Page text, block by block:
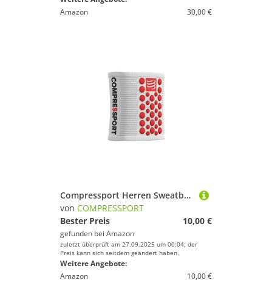
Amazon
30,00 €
Compressport Herren Sweatband Schweissbaender, Weiss/Rot, One Size
von COMPRESSPORT
Bester Preis
10,00 €
gefunden bei Amazon
zuletzt überprüft am 27.09.2025 um 00:04; der
Preis kann sich seitdem geändert haben.
Weitere Angebote:
Amazon
10,00 €